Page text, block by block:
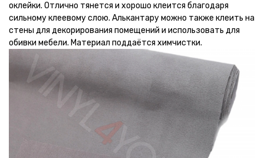
оклейки. Отлично тянется и хорошо клеится благодаря
сильному клеевому слою. Алькантару можно также клеить на
стены для декорирования помещений и использовать для
обивки мебели. Материал поддаётся химчистки.